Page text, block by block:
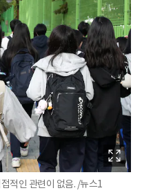
적인 관련이 없음. /뉴스1